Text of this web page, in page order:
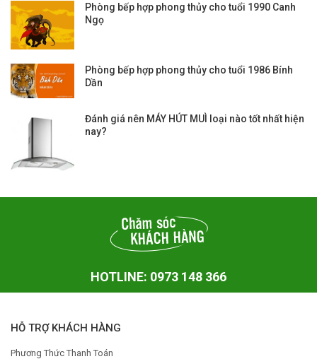
Phòng bếp hợp phong thủy cho tuổi 1990 Canh
Ngọ
Phòng bếp hợp phong thủy cho tuổi 1986 Bính
Dần
Đánh giá nên MÁY HÚT MUÌ loại nào tốt nhất hiện
nay?
HOTLINE: 0973 148 366
HỖ TRỢ KHÁCH HÀNG
Phương Thức Thanh Toán